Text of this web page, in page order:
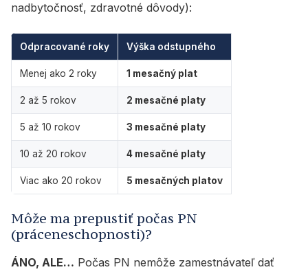
nadbytočnosť, zdravotné dôvody):
Odpracované roky Výška odstupného
Menej ako 2 roky 1 mesačný plat
2 až 5 rokov 2 mesačné platy
5 až 10 rokov 3 mesačné platy
10 až 20 rokov 4 mesačné platy
Viac ako 20 rokov 5 mesačných platov
Môže ma prepustiť počas PN
(práceneschopnosti)?
ÁNO, ALE… Počas PN nemôže zamestnávateľ dať